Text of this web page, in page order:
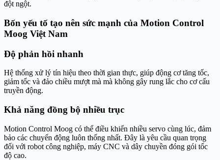
đột ngột.
Bốn yếu tố tạo nên sức mạnh của Motion Control
Moog Việt Nam
Độ phản hồi nhanh
Hệ thống xử lý tín hiệu theo thời gian thực, giúp động cơ tăng tốc,
giảm tốc và đảo chiều mượt mà mà không gây rung lắc cho cơ cấu
truyền động.
Khả năng đồng bộ nhiều trục
Motion Control Moog có thể điều khiển nhiều servo cùng lúc, đảm
bảo các chuyển động luôn thống nhất. Đây là yêu cầu quan trọng
đối với robot công nghiệp, máy CNC và dây chuyền đóng gói tốc
độ cao.